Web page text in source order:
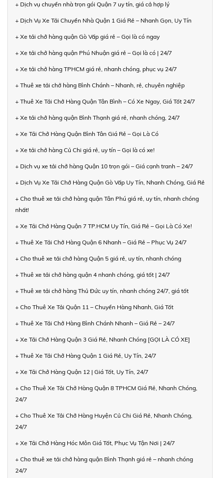
+ Dịch vụ chuyển nhà trọn gói Quận 7 uy tín, giá cả hợp lý
+ Dịch Vụ Xe Tải Chuyển Nhà Quận 1 Giá Rẻ – Nhanh Gọn, Uy Tín
+ Xe tải chở hàng quận Gò Vấp giá rẻ – Gọi là có ngay
+ Xe tải chở hàng quận Phú Nhuận giá rẻ – Gọi là có | 24/7
+ Xe tải chở hàng TPHCM giá rẻ, nhanh chóng, phục vụ 24/7
+ Thuê xe tải chở hàng Bình Chánh – Nhanh, rẻ, chuyên nghiệp
+ Thuê Xe Tải Chở Hàng Quận Tân Bình – Có Xe Ngay, Giá Tốt 24/7
+ Xe tải chở hàng quận Bình Thạnh giá rẻ, nhanh chóng, 24/7
+ Xe Tải Chở Hàng Quận Bình Tân Giá Rẻ – Gọi Là Có
+ Xe tải chở hàng Củ Chi giá rẻ, uy tín – Gọi là có xe!
+ Dịch vụ xe tải chở hàng Quận 10 trọn gói – Giá cạnh tranh – 24/7
+ Dịch Vụ Xe Tải Chở Hàng Quận Gò Vấp Uy Tín, Nhanh Chóng, Giá Rẻ
+ Cho thuê xe tải chở hàng quận Tân Phú giá rẻ, uy tín, nhanh chóng
nhất!
+ Xe Tải Chở Hàng Quận 7 TP.HCM Uy Tín, Giá Rẻ – Gọi Là Có Xe!
+ Thuê Xe Tải Chở Hàng Quận 6 Nhanh – Giá Rẻ – Phục Vụ 24/7
+ Cho thuê xe tải chở hàng Quận 5 giá rẻ, uy tín, nhanh chóng
+ Thuê xe tải chở hàng quận 4 nhanh chóng, giá tốt | 24/7
+ Thuê xe tải chở hàng Thủ Đức uy tín, nhanh chóng 24/7, giá tốt
+ Cho Thuê Xe Tải Quận 11 – Chuyển Hàng Nhanh, Giá Tốt
+ Thuê Xe Tải Chở Hàng Bình Chánh Nhanh – Giá Rẻ – 24/7
+ Xe Tải Chở Hàng Quận 3 Giá Rẻ, Nhanh Chóng [GỌI LÀ CÓ XE]
+ Thuê Xe Tải Chở Hàng Quận 1 Giá Rẻ, Uy Tín, 24/7
+ Xe Tải Chở Hàng Quận 12 | Giá Tốt, Uy Tín, 24/7
+ Cho Thuê Xe Tải Chở Hàng Quận 8 TPHCM Giá Rẻ, Nhanh Chóng,
24/7
+ Cho Thuê Xe Tải Chở Hàng Huyện Củ Chi Giá Rẻ, Nhanh Chóng,
24/7
+ Xe Tải Chở Hàng Hóc Môn Giá Tốt, Phục Vụ Tận Nơi | 24/7
+ Cho thuê xe tải chở hàng quận Bình Thạnh giá rẻ – nhanh chóng
24/7